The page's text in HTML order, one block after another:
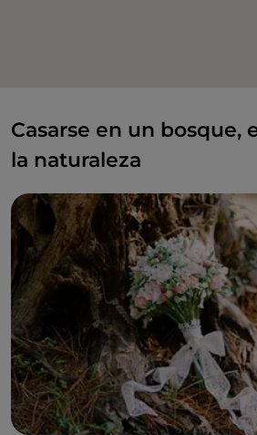
Casarse en un bosque,
la naturaleza